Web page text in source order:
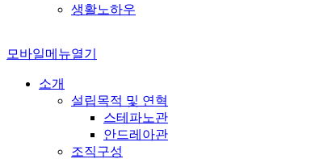
생활노하우
모바일메뉴열기
소개
설립목적 및 연혁
스테파노관
안드레아관
조직구성